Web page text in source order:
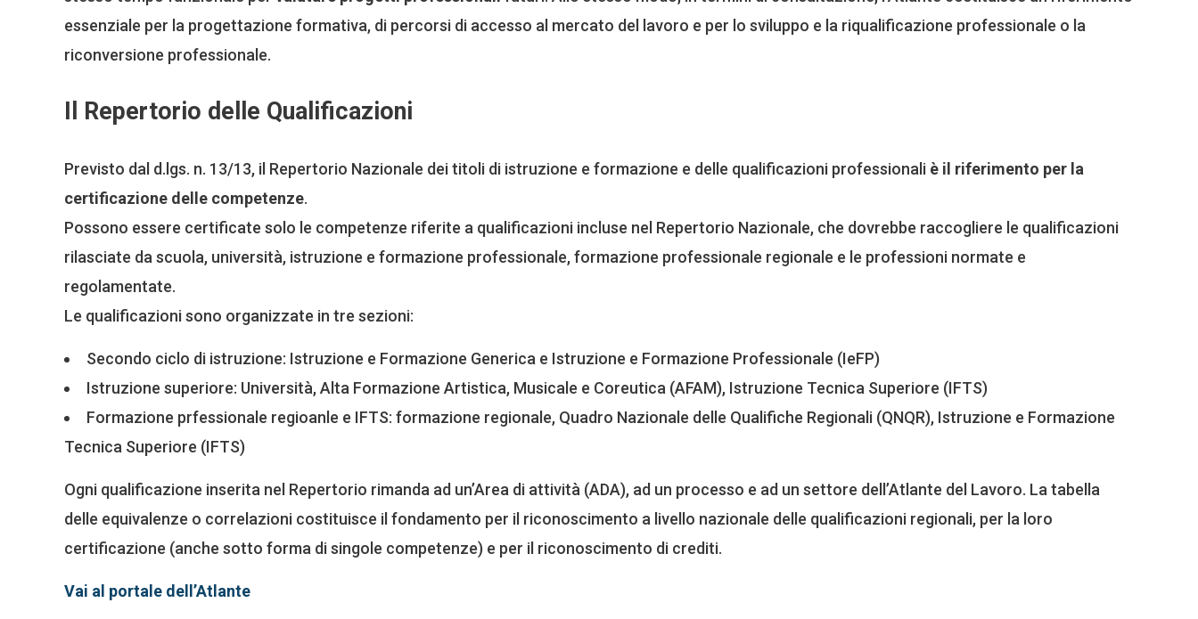
essenziale per la progettazione formativa, di percorsi di accesso al mercato del lavoro e per lo sviluppo e la riqualificazione professionale o la
riconversione professionale.
Il Repertorio delle Qualificazioni
Previsto dal d.lgs. n. 13/13, il Repertorio Nazionale dei titoli di istruzione e formazione e delle qualificazioni professionali è il riferimento per la
certificazione delle competenze.
Possono essere certificate solo le competenze riferite a qualificazioni incluse nel Repertorio Nazionale, che dovrebbe raccogliere le qualificazioni
rilasciate da scuola, università, istruzione e formazione professionale, formazione professionale regionale e le professioni normate e
regolamentate.
Le qualificazioni sono organizzate in tre sezioni:
Secondo ciclo di istruzione: Istruzione e Formazione Generica e Istruzione e Formazione Professionale (IeFP)
Istruzione superiore: Università, Alta Formazione Artistica, Musicale e Coreutica (AFAM), Istruzione Tecnica Superiore (IFTS)
Formazione prfessionale regioanle e IFTS: formazione regionale, Quadro Nazionale delle Qualifiche Regionali (QNQR), Istruzione e Formazione
Tecnica Superiore (IFTS)
Ogni qualificazione inserita nel Repertorio rimanda ad un’Area di attività (ADA), ad un processo e ad un settore dell’Atlante del Lavoro. La tabella
delle equivalenze o correlazioni costituisce il fondamento per il riconoscimento a livello nazionale delle qualificazioni regionali, per la loro
certificazione (anche sotto forma di singole competenze) e per il riconoscimento di crediti.
Vai al portale dell’Atlante